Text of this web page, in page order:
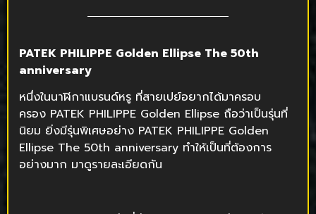
PATEK PHILIPPE Golden Ellipse The 50th
anniversary
หนึ่งในนาฬิกาแบรนด์หรู ที่สายเปย์อยากได้มาครอบ
ครอง PATEK PHILIPPE Golden Ellipse ถือว่าเป็นรุ่นที่
นิยม ยิ่งมีรุ่นพิเศษอย่าง PATEK PHILIPPE Golden
Ellipse The 50th anniversary ทำให้เป็นที่ต้องการ
อย่างมาก มาดูรายละเอียดกัน